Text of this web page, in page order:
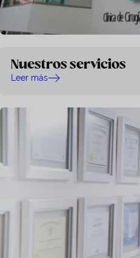
Nuestros servicios
Leer más